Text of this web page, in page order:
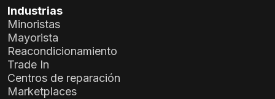
Industrias
Minoristas
Mayorista
Reacondicionamiento
Trade In
Centros de reparación
Marketplaces